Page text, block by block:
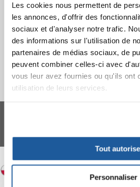
Les cookies nous permettent de
les annonces, d'offrir des
sociaux et d'analyser notre trafic.
des informations sur l'utilisation de
partenaires de médias sociaux, de
peuvent combiner celles-ci avec
vous leur avez fournies ou qu'ils ont
utilisation de leurs services.
Tout
Personnaliser
APPRENEZ À NOUS CONNAÎTRE
Mahlow (Germania) - P.IVA
Tous les prix incluent la TVA /
© 2024-2026 FERA 24
FERA